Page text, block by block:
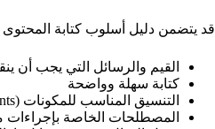
قد يتضمن دليل أسلوب كتابة
القيم والرسائل التي يجب أن
كتابة سهلة وواضحة
التنسيق المناسب للمكونات (Ui Components) المختلفة
المصطلحات الخاصة بإجراءات